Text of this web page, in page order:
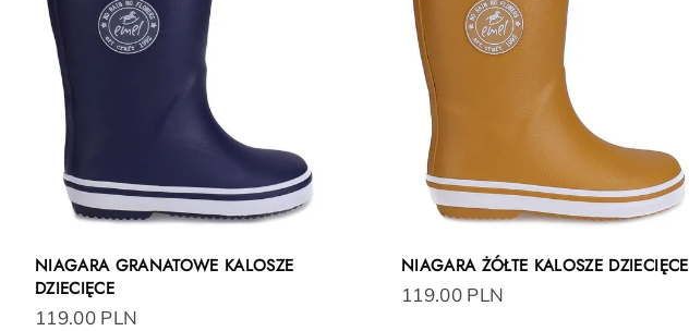
NIAGARA GRANATOWE KALOSZE
DZIECIĘCE
119.00 PLN
NIAGARA ŻÓŁTE KALOSZE DZIECIĘCE
119.00 PLN